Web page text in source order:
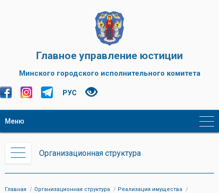
Главное управление юстиции
Минского городского исполнительного комитета
РУС
Меню
Организационная структура
Главная Организационная структура
Реализация имущества